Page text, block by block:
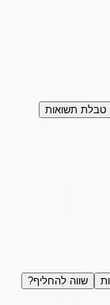
טבלת תשואות
שווה להחליף?